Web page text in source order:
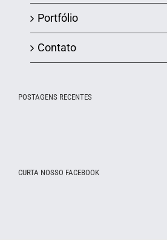
Portfólio
Contato
POSTAGENS RECENTES
CURTA NOSSO FACEBOOK